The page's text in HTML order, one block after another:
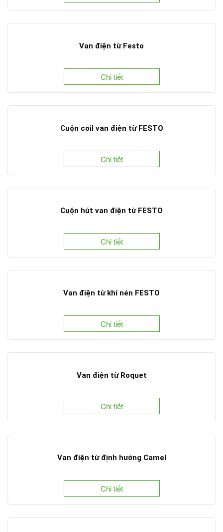
Van điện từ Festo
Chi tiết
Cuộn coil van điện từ FESTO
Chi tiết
Cuộn hút van điện từ FESTO
Chi tiết
Van điện từ khí nén FESTO
Chi tiết
Van điện từ Roquet
Chi tiết
Van điện từ định hướng Camel
Chi tiết